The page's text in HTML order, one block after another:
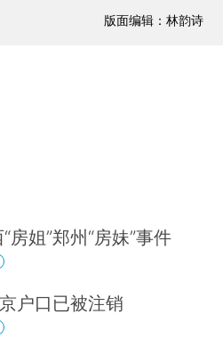
版面编辑：林韵诗
姐”郑州“房妹”事件
户口已被注销